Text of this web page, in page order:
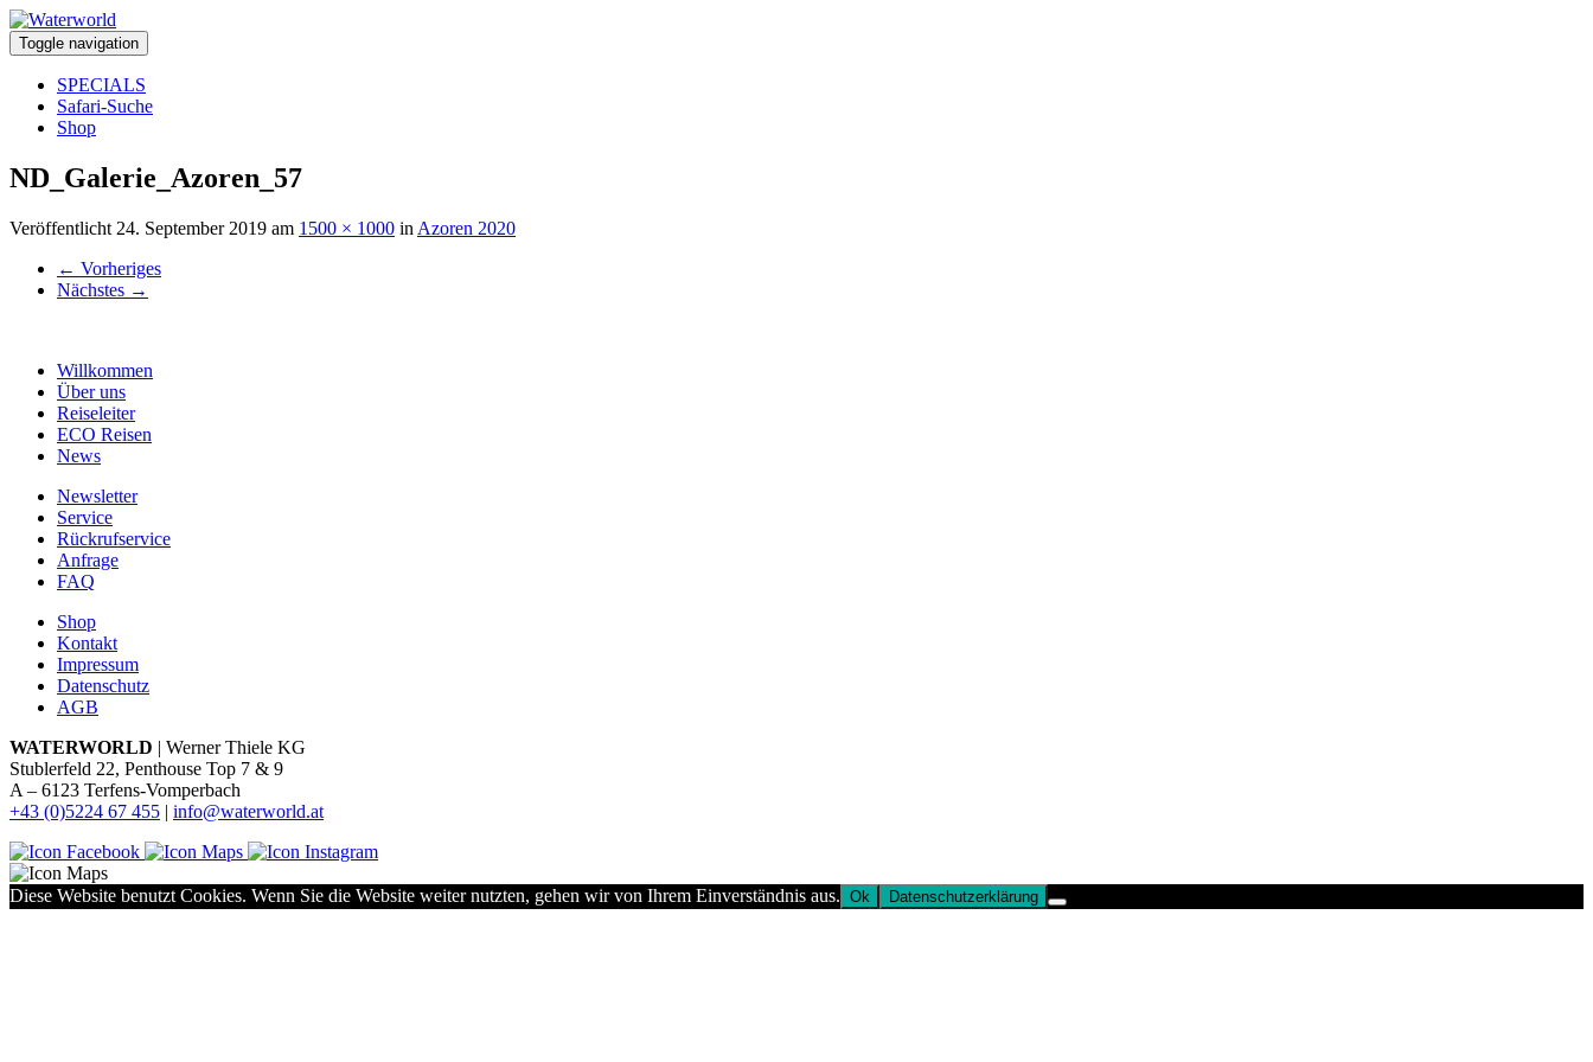
Toggle navigation
SPECIALS
Safari-Suche
Shop
ND_Galerie_Azoren_57
Veröffentlicht 24. September 2019 am 1500 × 1000 in Azoren 2020
← Vorheriges
Nächstes →
Willkommen
Über uns
Reiseleiter
ECO Reisen
News
Newsletter
Service
Rückrufservice
Anfrage
FAQ
Shop
Kontakt
Impressum
Datenschutz
AGB
WATERWORLD | Werner Thiele KG
Stublerfeld 22, Penthouse Top 7 & 9
A – 6123 Terfens-Vomperbach
+43 (0)5224 67 455 | info@waterworld.at
Diese Website benutzt Cookies. Wenn Sie die Website weiter nutzten, gehen wir von Ihrem Einverständnis aus. Ok Datenschutzerklärung